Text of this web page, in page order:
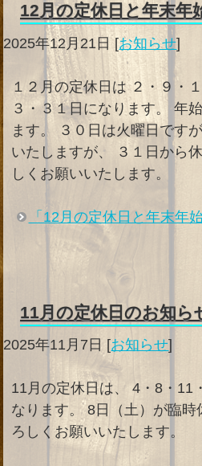
12月の定休日と年末年
2025年12月21日[お知らせ]
１２月の定休日は ２・９・
３・３１日になります。 年
ます。 ３０日は火曜日です
いたしますが、 ３１日から
しくお願いいたします。
「12月の定休日と年末年
11月の定休日のお知ら
2025年11月7日 [お知らせ]
11月の定休日は、 4・8・11
なります。 8日（土）が臨時
ろしくお願いいたします。